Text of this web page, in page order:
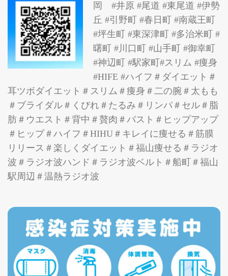
岡 #井原 #尾道 #東尾道 #伊勢
丘 #引野町 #春日町 #南蔵王町
#坪生町 #東深津町 #多治米町 #
曙町 #川口町 #山手町 #御幸町
#神辺町 #駅家町#スリム #痩身
#HIFE #ハイフ＃ダイエット＃
耳ツボダイエット＃スリム＃痩身＃二の腕＃太もも
＃ブライダル＃くびれ＃たるみ＃リンパ＃セル＃脂
肪＃ウエスト＃背中＃贅肉＃バスト＃ヒップアップ
＃ヒップ＃ハイフ＃HIHU＃キレイに痩せる＃筋膜
リリース＃楽しくダイエット＃福山痩せる＃ラジオ
波＃ラジオ波ハンド＃ラジオ波ベルト＃船町＃福山
駅周辺＃温熱ラジオ波